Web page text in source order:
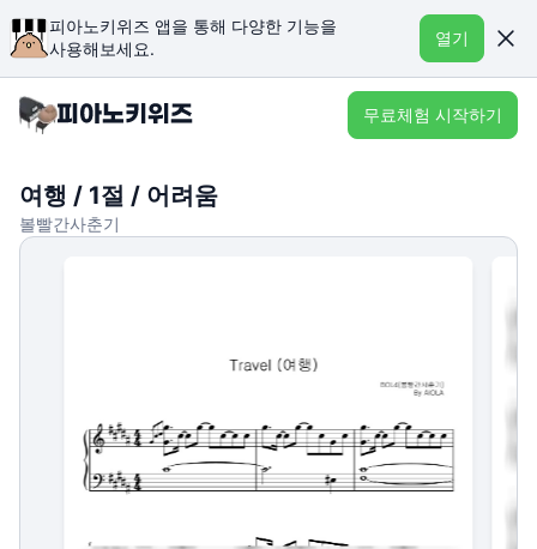
피아노키위즈 앱을 통해 다양한 기능을
사용해보세요.
열기
무료체험 시작하기
여행 / 1절 / 어려움
볼빨간사춘기